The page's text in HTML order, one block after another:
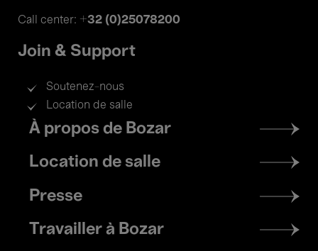
Call center: +32 (0)25078200
Join & Support
Soutenez-nous
Location de salle
Footer
menu
À propos de Bozar
Location de salle
Presse
Travailler à Bozar